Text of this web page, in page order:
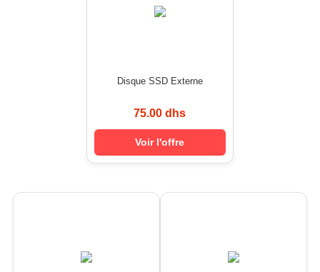
Disque SSD Externe
75.00 dhs
Voir l'offre